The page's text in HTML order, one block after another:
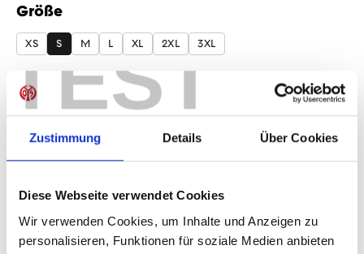
TEST
Zustimmung Details Über Cookies
Diese Webseite verwendet Cookies
Wir verwenden Cookies, um Inhalte und Anzeigen zu
personalisieren, Funktionen für soziale Medien anbieten
Größe
auswählen
XS S M L XL 2XL 3XL
Produkt Anzahl: Gib den gewünschten
Anzahl
Sofort verfügbar, Lieferzeit: 1-3 Tage